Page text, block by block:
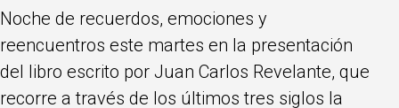
Noche de recuerdos, emociones y
reencuentros este martes en la presentación
del libro escrito por Juan Carlos Revelante, que
recorre a través de los últimos tres siglos la